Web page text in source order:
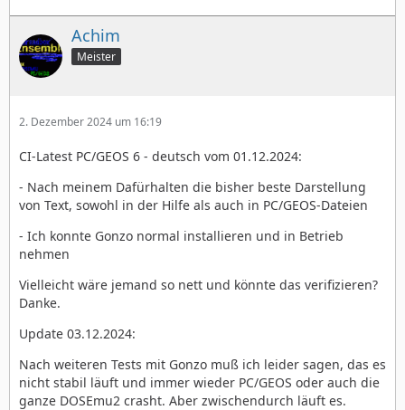
Achim
Meister
2. Dezember 2024 um 16:19
CI-Latest PC/GEOS 6 - deutsch vom 01.12.2024:
- Nach meinem Dafürhalten die bisher beste Darstellung
von Text, sowohl in der Hilfe als auch in PC/GEOS-Dateien
- Ich konnte Gonzo normal installieren und in Betrieb
nehmen
Vielleicht wäre jemand so nett und könnte das verifizieren?
Danke.
Update 03.12.2024:
Nach weiteren Tests mit Gonzo muß ich leider sagen, das es
nicht stabil läuft und immer wieder PC/GEOS oder auch die
ganze DOSEmu2 crasht. Aber zwischendurch läuft es.